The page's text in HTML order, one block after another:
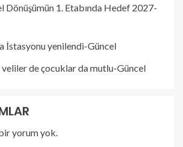
Dönüşümün 1. Etabında Hedef 2027-
İstasyonu yenilendi-Güncel
veliler de çocuklar da mutlu-Güncel
yorum yok.